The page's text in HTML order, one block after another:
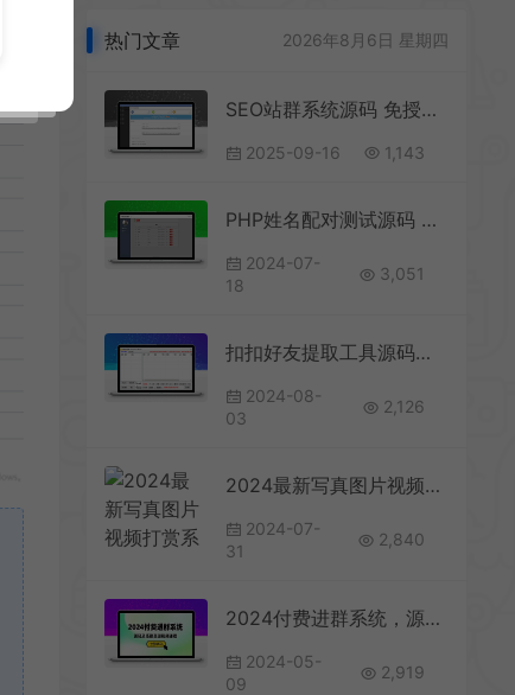
热门文章 2026年8月6日 星期四
SEO站群系统源码 免授权版 单页关键词排名网站源码
2025-09-16 1,143
PHP姓名配对测试源码 可查看朋友到底喜欢谁的趣味源码
2024-07-
18
3,051
扣扣好友提取工具源码采集导出协议扣扣群成员提取软件+源码【无使用教程】
2024-08-
03
2,126
2024最新写真图片视频打赏系统源码全开源无加密完整可用+视频教程
2024-07-
31
2,840
2024付费进群系统，源码及搭建变现视频课程（教程+源码）
2024-05-
09
2,919